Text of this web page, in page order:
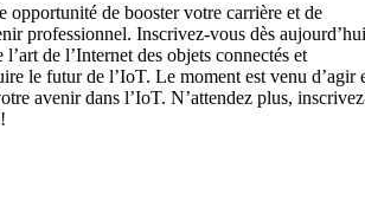
opportunité de booster votre carrière et de
professionnel. Inscrivez-vous dès aujourd’hui
de l’Internet des objets connectés et
le futur de l’IoT. Le moment est venu d’agir
avenir dans l’IoT. N’attendez plus,